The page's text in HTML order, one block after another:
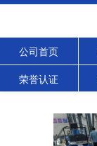
公司首页
荣誉认证